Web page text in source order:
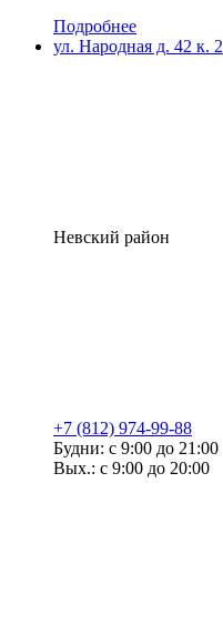
Подробнее
ул. Народная д. 42 к. 2
Невский район
+7 (812) 974-99-88
Будни: с 9:00 до 21:00
Вых.: с 9:00 до 20:00